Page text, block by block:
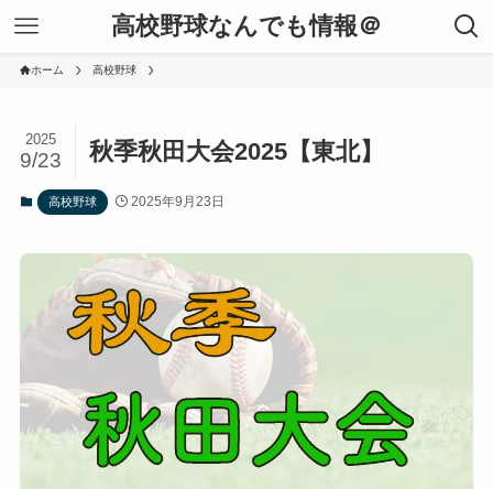
高校野球なんでも情報＠
ホーム 高校野球
秋季秋田大会2025【東北】
2025
9/23
高校野球 2025年9月23日